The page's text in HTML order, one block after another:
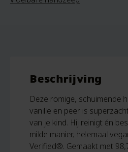
Beschrijving
Deze romige, schuimende
vanille en peer is
van je kind. Hij reinigt én
milde manier, helemaal
Verified®. Gemaakt met